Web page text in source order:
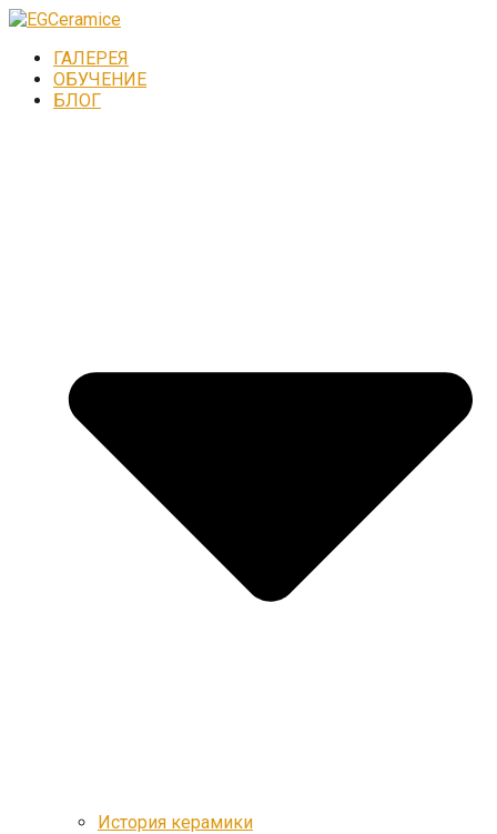
ГАЛЕРЕЯ
ОБУЧЕНИЕ
БЛОГ
История керамики